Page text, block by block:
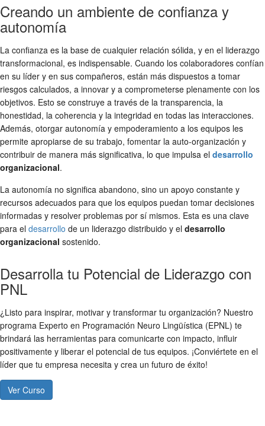
Creando un ambiente de confianza y
autonomía
La confianza es la base de cualquier relación sólida, y en el liderazgo
transformacional, es indispensable. Cuando los colaboradores confían
en su líder y en sus compañeros, están más dispuestos a tomar
riesgos calculados, a innovar y a comprometerse plenamente con los
objetivos. Esto se construye a través de la transparencia, la
honestidad, la coherencia y la integridad en todas las interacciones.
Además, otorgar autonomía y empoderamiento a los equipos les
permite apropiarse de su trabajo, fomentar la auto-organización y
contribuir de manera más significativa, lo que impulsa el desarrollo
organizacional.
La autonomía no significa abandono, sino un apoyo constante y
recursos adecuados para que los equipos puedan tomar decisiones
informadas y resolver problemas por sí mismos. Esta es una clave
para el desarrollo de un liderazgo distribuido y el desarrollo
organizacional sostenido.
Desarrolla tu Potencial de Liderazgo con
PNL
¿Listo para inspirar, motivar y transformar tu organización? Nuestro
programa Experto en Programación Neuro Lingüística (EPNL) te
brindará las herramientas para comunicarte con impacto, influir
positivamente y liberar el potencial de tus equipos. ¡Conviértete en el
líder que tu empresa necesita y crea un futuro de éxito!
Ver Curso